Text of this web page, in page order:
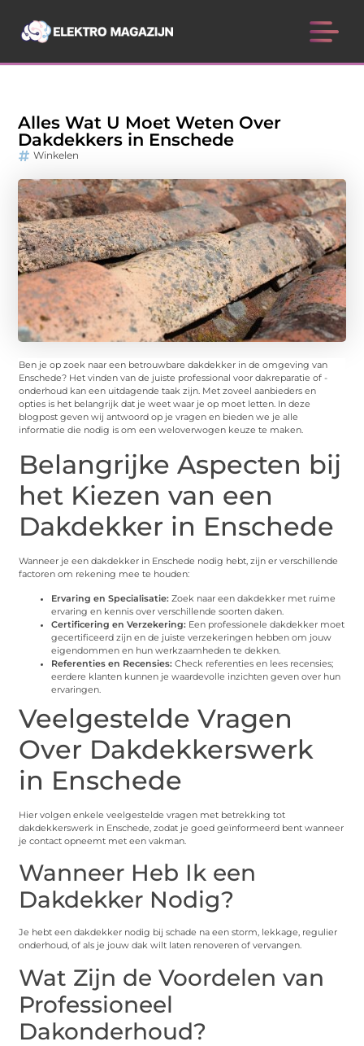
Alles Wat U Moet Weten Over
Dakdekkers in Enschede
Winkelen
Ben je op zoek naar een betrouwbare dakdekker in de omgeving van
Enschede? Het vinden van de juiste professional voor dakreparatie of -
onderhoud kan een uitdagende taak zijn. Met zoveel aanbieders en
opties is het belangrijk dat je weet waar je op moet letten. In deze
blogpost geven wij antwoord op je vragen en bieden we je alle
informatie die nodig is om een weloverwogen keuze te maken.
Belangrijke Aspecten bij
het Kiezen van een
Dakdekker in Enschede
Wanneer je een dakdekker in Enschede nodig hebt, zijn er verschillende
factoren om rekening mee te houden:
Ervaring en Specialisatie: Zoek naar een dakdekker met ruime
ervaring en kennis over verschillende soorten daken.
Certificering en Verzekering: Een professionele dakdekker moet
gecertificeerd zijn en de juiste verzekeringen hebben om jouw
eigendommen en hun werkzaamheden te dekken.
Referenties en Recensies: Check referenties en lees recensies;
eerdere klanten kunnen je waardevolle inzichten geven over hun
ervaringen.
Veelgestelde Vragen
Over Dakdekkerswerk
in Enschede
Hier volgen enkele veelgestelde vragen met betrekking tot
dakdekkerswerk in Enschede, zodat je goed geïnformeerd bent wanneer
je contact opneemt met een vakman.
Wanneer Heb Ik een
Dakdekker Nodig?
Je hebt een dakdekker nodig bij schade na een storm, lekkage, regulier
onderhoud, of als je jouw dak wilt laten renoveren of vervangen.
Wat Zijn de Voordelen van
Professioneel
Dakonderhoud?